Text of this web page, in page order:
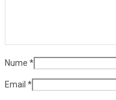
Nume *
Email *